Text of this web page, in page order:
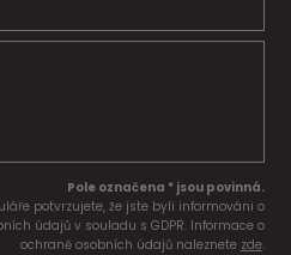
Pole označena * jsou povinná.
potvrzujete, že jste byli informováni o
údajů v souladu s GDPR. Informace o
ochraně osobních údajů naleznete zde.